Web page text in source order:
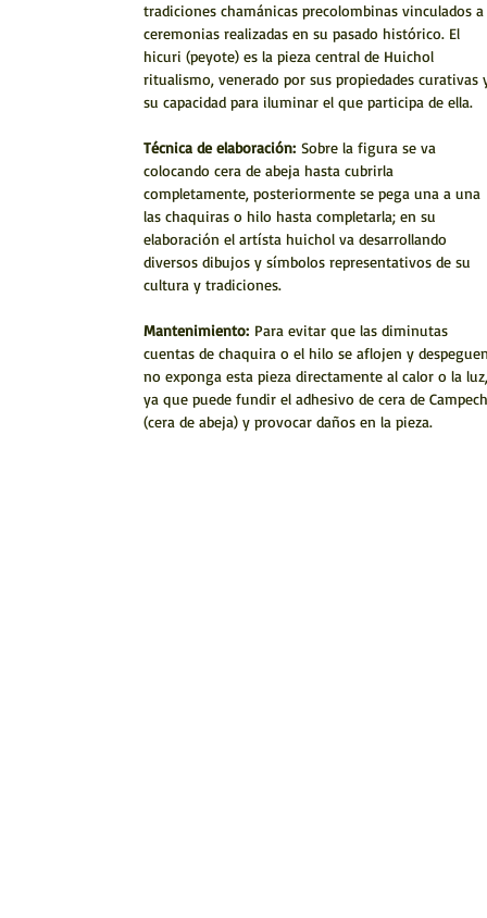
tradiciones chamánicas precolombinas vinculados a
ceremonias realizadas en su pasado histórico. El
hicuri (peyote) es la pieza central de Huichol
ritualismo, venerado por sus propiedades curativas
su capacidad para iluminar el que participa de ella.
Técnica de elaboración: Sobre la figura se va
colocando cera de abeja hasta cubrirla
completamente, posteriormente se pega una a una
las chaquiras o hilo hasta completarla; en su
elaboración el artísta huichol va desarrollando
diversos dibujos y símbolos representativos de su
cultura y tradiciones.
Mantenimiento: Para evitar que las diminutas
cuentas de chaquira o el hilo se aflojen y
no exponga esta pieza directamente al calor o la luz,
ya que puede fundir el adhesivo de cera de
(cera de abeja) y provocar daños en la pieza.